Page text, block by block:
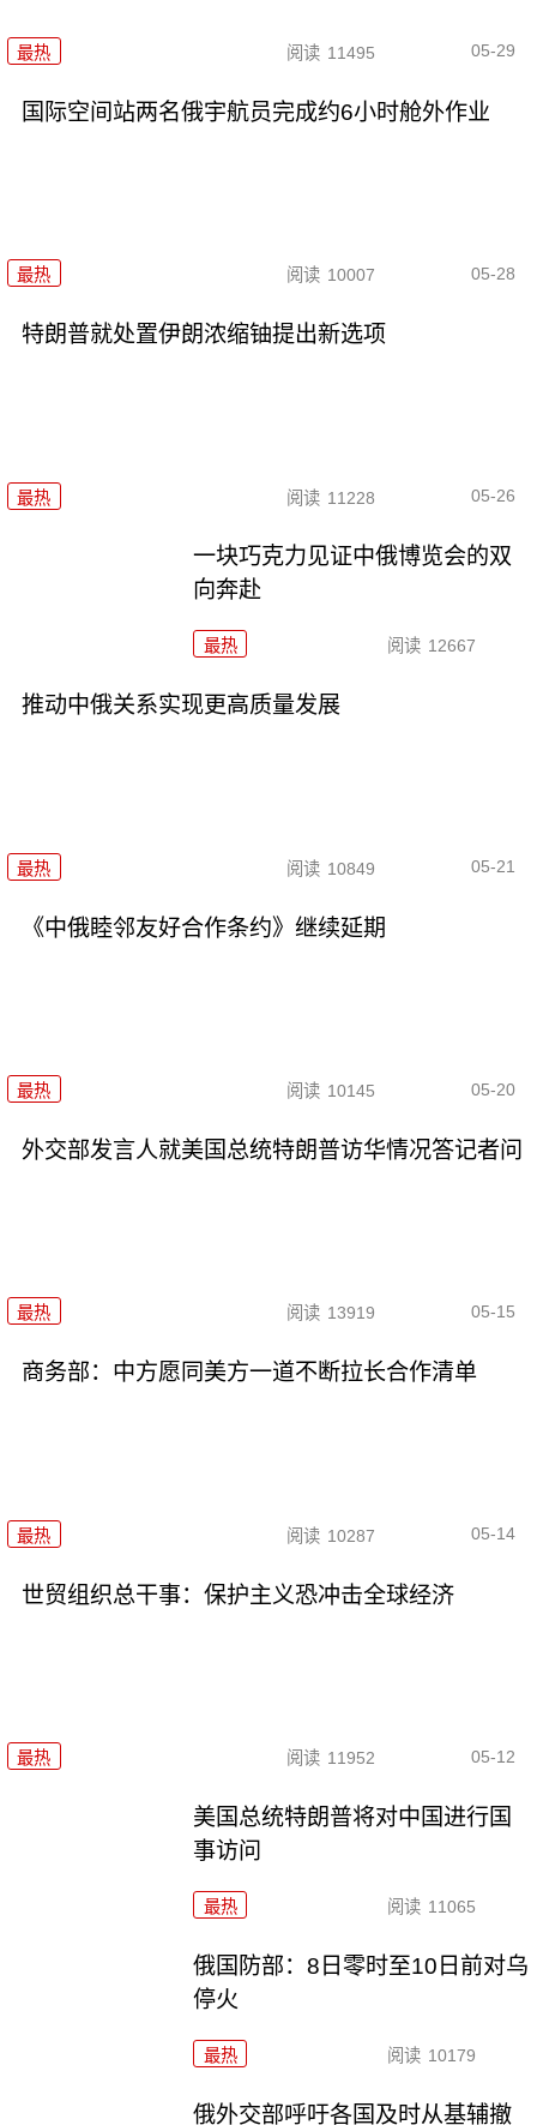
最热 阅读 11495 05-29
国际空间站两名俄宇航员完成约6小时舱外作业
最热 阅读 10007 05-28
特朗普就处置伊朗浓缩铀提出新选项
最热 阅读 11228 05-26
一块巧克力见证中俄博览会的双
向奔赴
最热 阅读 12667
推动中俄关系实现更高质量发展
最热 阅读 10849 05-21
《中俄睦邻友好合作条约》继续延期
最热 阅读 10145 05-20
外交部发言人就美国总统特朗普访华情况答记者问
最热 阅读 13919 05-15
商务部：中方愿同美方一道不断拉长合作清单
最热 阅读 10287 05-14
世贸组织总干事：保护主义恐冲击全球经济
最热 阅读 11952 05-12
美国总统特朗普将对中国进行国
事访问
最热 阅读 11065
俄国防部：8日零时至10日前对乌
停火
最热 阅读 10179
俄外交部呼吁各国及时从基辅撤